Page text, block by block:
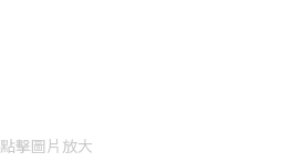
點擊圖片放大